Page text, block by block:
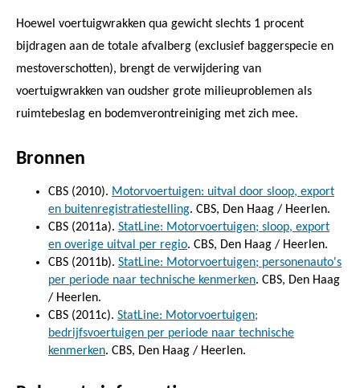
Hoewel voertuigwrakken qua gewicht slechts 1 procent
bijdragen aan de totale afvalberg (exclusief baggerspecie en
mestoverschotten), brengt de verwijdering van
voertuigwrakken van oudsher grote milieuproblemen als
ruimtebeslag en bodemverontreiniging met zich mee.
Bronnen
CBS (2010). Motorvoertuigen: uitval door sloop, export
en buitenregistratiestelling. CBS, Den Haag / Heerlen.
CBS (2011a). StatLine: Motorvoertuigen; sloop, export
en overige uitval per regio. CBS, Den Haag / Heerlen.
CBS (2011b). StatLine: Motorvoertuigen; personenauto's
per periode naar technische kenmerken. CBS, Den Haag
/ Heerlen.
CBS (2011c). StatLine: Motorvoertuigen;
bedrijfsvoertuigen per periode naar technische
kenmerken. CBS, Den Haag / Heerlen.